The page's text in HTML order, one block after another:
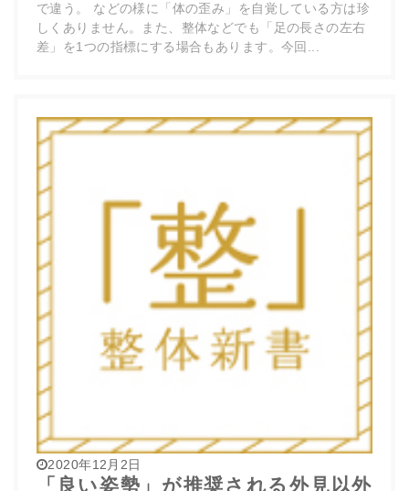
で違う。 などの様に「体の歪み」を自覚している方は珍
しくありません。また、整体などでも「足の長さの左右
差」を1つの指標にする場合もあります。今回...
2020年12月2日
「良い姿勢」が推奨される外見以外